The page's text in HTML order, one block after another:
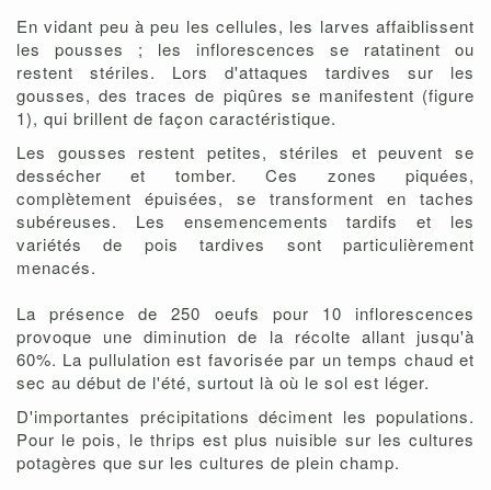
En vidant peu à peu les cellules, les larves affaiblissent
les pousses ; les inflorescences se ratatinent ou
restent stériles. Lors d'attaques tardives sur les
gousses, des traces de piqûres se manifestent (figure
1), qui brillent de façon caractéristique.
Les gousses restent petites, stériles et peuvent se
dessécher et tomber. Ces zones piquées,
complètement épuisées, se transforment en taches
subéreuses. Les ensemencements tardifs et les
variétés de pois tardives sont particulièrement
menacés.
La présence de 250 oeufs pour 10 inflorescences
provoque une diminution de la récolte allant jusqu'à
60%. La pullulation est favorisée par un temps chaud et
sec au début de l'été, surtout là où le sol est léger.
D'importantes précipitations déciment les populations.
Pour le pois, le thrips est plus nuisible sur les cultures
potagères que sur les cultures de plein champ.